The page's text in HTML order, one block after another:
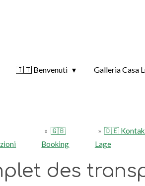
🇮🇹 Benvenuti Galleria Casa
» 🇬🇧
Booking
» 🇩🇪
Lage
des